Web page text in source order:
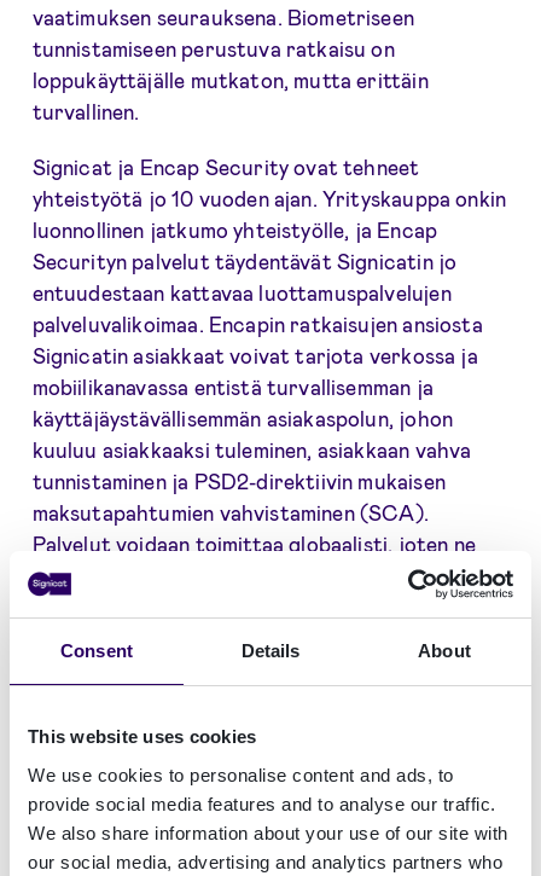
Consent Details About
This website uses cookies
We use cookies to personalise content and ads, to
provide social media features and to analyse our traffic.
We also share information about your use of our site with
our social media, advertising and analytics partners who
vaatimuksen seurauksena. Biometriseen
tunnistamiseen perustuva ratkaisu on
loppukäyttäjälle mutkaton, mutta erittäin
turvallinen.
Signicat ja Encap Security ovat tehneet
yhteistyötä jo 10 vuoden ajan. Yrityskauppa onkin
luonnollinen jatkumo yhteistyölle, ja Encap
Securityn palvelut täydentävät Signicatin jo
entuudestaan kattavaa luottamuspalvelujen
palveluvalikoimaa. Encapin ratkaisujen ansiosta
Signicatin asiakkaat voivat tarjota verkossa ja
mobiilikanavassa entistä turvallisemman ja
käyttäjäystävällisemmän asiakaspolun, johon
kuuluu asiakkaaksi tuleminen, asiakkaan vahva
tunnistaminen ja PSD2-direktiivin mukaisen
maksutapahtumien vahvistaminen (SCA).
Palvelut voidaan toimittaa globaalisti, joten ne
soveltuvat myös kansainvälisten yritysten
“Encap Security oli aikaansa edellä jo silloin kun
yritys perustettiin tarjoamaan mobiilipohjaisia
tunnistusratkaisuja, sillä älypuhelimet eivät vielä
nyt kattavia ratkaisuja salasanattomaan
tunnistautumiseen ja allekirjoittamiseen, joka
vähentää esimerkiksi maksutapahtumiin liittyviä